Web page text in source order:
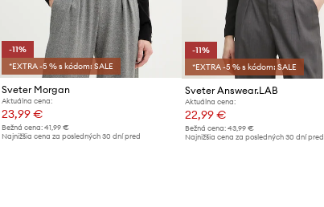
-11%
*EXTRA -5 % s kódom: SALE
Sveter Morgan
Aktuálna cena:
23,99 €
Bežná cena: 41,99 €
Najnižšia cena za posledných 30 dní pred
-11%
*EXTRA -5 % s kódom: SALE
Sveter Answear.LAB
Aktuálna cena:
22,99 €
Bežná cena: 43,99 €
Najnižšia cena za posledných 30 dní pred